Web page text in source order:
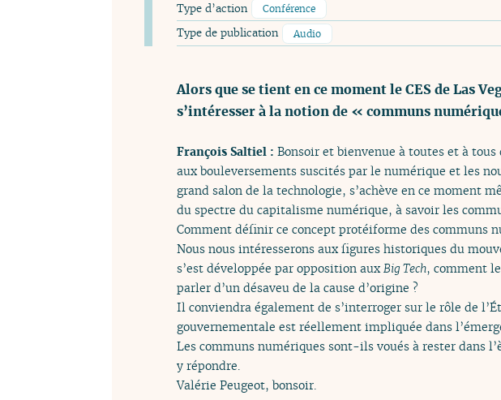
Type d’action Conférence
Type de publication Audio
Alors que se tient en ce moment le CES de Las
s’intéresser à la notion de « communs
François Saltiel : Bonsoir et bienvenue à toutes et à tous
aux bouleversements suscités par le numérique et les
grand salon de la technologie, s’achève en ce moment
du spectre du capitalisme numérique, à savoir les
Comment définir ce concept protéiforme des communs
Nous nous intéresserons aux figures historiques du
s’est développée par opposition auxBig Tech, comment
parler d’un désaveu de la cause d’origine ?
Il conviendra également de s’interroger sur le rôle de
gouvernementale est réellement impliquée dans
Les communs numériques sont-ils voués à rester dans
y répondre.
Valérie Peugeot, bonsoir.